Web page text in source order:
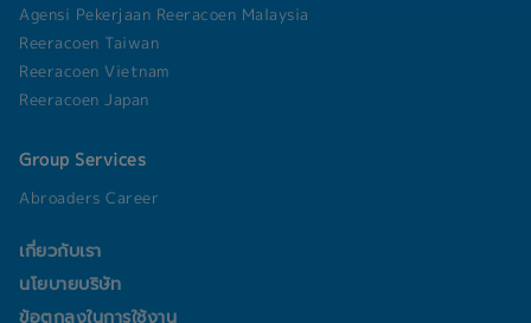
Agensi Pekerjaan Reeracoen Malaysia
Reeracoen Taiwan
Reeracoen Vietnam
Reeracoen Japan
Group Services
Abroaders Career
เกี่ยวกับเรา
นโยบายบริษัท
ข้อตกลงในการใช้งาน